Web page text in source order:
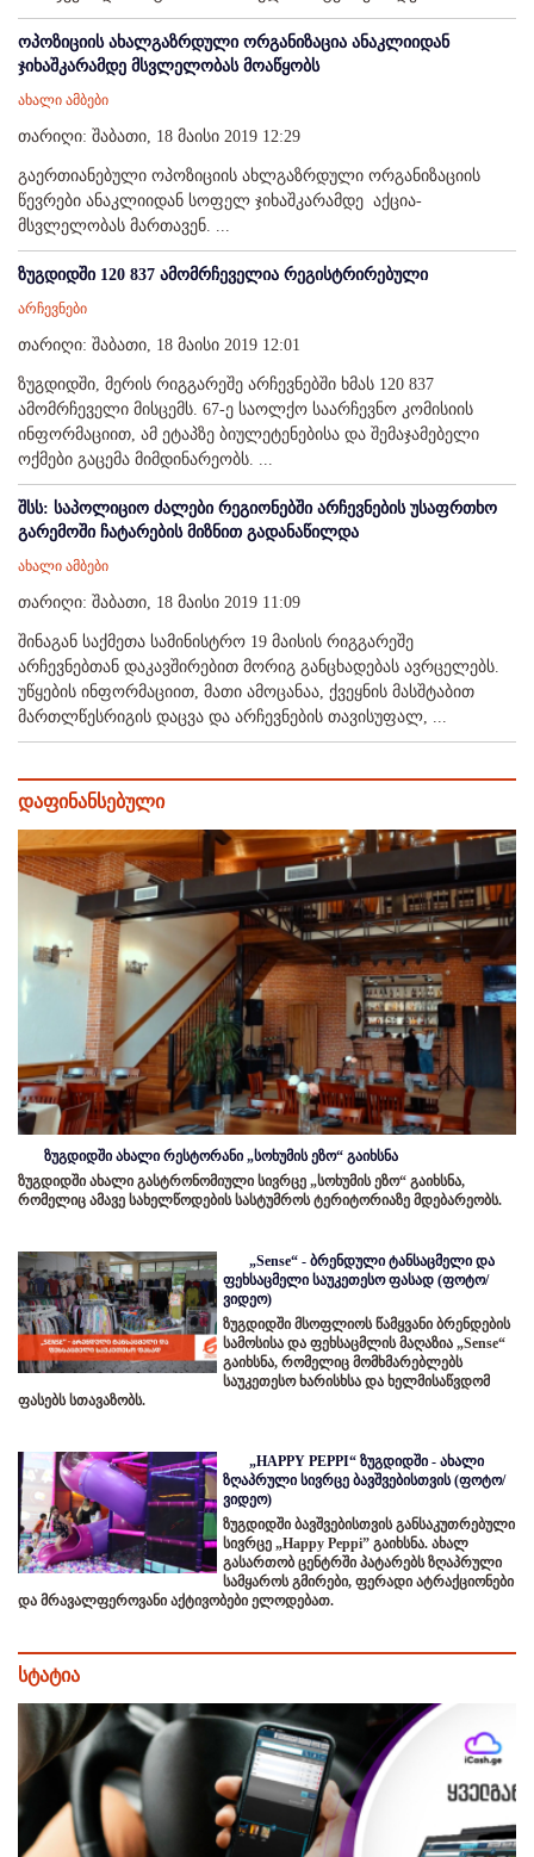
ოპოზიციის ახალგაზრდული ორგანიზაცია ანაკლიიდან
ჯიხაშკარამდე მსვლელობას მოაწყობს
ახალი ამბები
თარიღი: შაბათი, 18 მაისი 2019 12:29
გაერთიანებული ოპოზიციის ახლგაზრდული ორგანიზაციის
წევრები ანაკლიიდან სოფელ ჯიხაშკარამდე აქცია-
მსვლელობას მართავენ. ...
ზუგდიდში 120 837 ამომრჩეველია რეგისტრირებული
არჩევნები
თარიღი: შაბათი, 18 მაისი 2019 12:01
ზუგდიდში, მერის რიგგარეშე არჩევნებში ხმას 120 837
ამომრჩეველი მისცემს. 67-ე საოლქო საარჩევნო კომისიის
ინფორმაციით, ამ ეტაპზე ბიულეტენებისა და შემაჯამებელი
ოქმები გაცემა მიმდინარეობს. ...
შსს: საპოლიციო ძალები რეგიონებში არჩევნების უსაფრთხო
გარემოში ჩატარების მიზნით გადანაწილდა
ახალი ამბები
თარიღი: შაბათი, 18 მაისი 2019 11:09
შინაგან საქმეთა სამინისტრო 19 მაისის რიგგარეშე
არჩევნებთან დაკავშირებით მორიგ განცხადებას ავრცელებს.
უწყების ინფორმაციით, მათი ამოცანაა, ქვეყნის მასშტაბით
მართლწესრიგის დაცვა და არჩევნების თავისუფალ, ...
დაფინანსებული
ზუგდიდში ახალი რესტორანი „სოხუმის ეზო“ გაიხსნა
ზუგდიდში ახალი გასტრონომიული სივრცე „სოხუმის ეზო“ გაიხსნა,
რომელიც ამავე სახელწოდების სასტუმროს ტერიტორიაზე მდებარეობს.
„Sense“ - ბრენდული ტანსაცმელი და
ფეხსაცმელი საუკეთესო ფასად (ფოტო/
ვიდეო)
ზუგდიდში მსოფლიოს წამყვანი ბრენდების
სამოსისა და ფეხსაცმლის მაღაზია „Sense“
გაიხსნა, რომელიც მომხმარებლებს
საუკეთესო ხარისხსა და ხელმისაწვდომ
ფასებს სთავაზობს.
„HAPPY PEPPI“ ზუგდიდში - ახალი
ზღაპრული სივრცე ბავშვებისთვის (ფოტო/
ვიდეო)
ზუგდიდში ბავშვებისთვის განსაკუთრებული
სივრცე „Happy Peppi” გაიხსნა. ახალ
გასართობ ცენტრში პატარებს ზღაპრული
სამყაროს გმირები, ფერადი ატრაქციონები
და მრავალფეროვანი აქტივობები ელოდებათ.
სტატია